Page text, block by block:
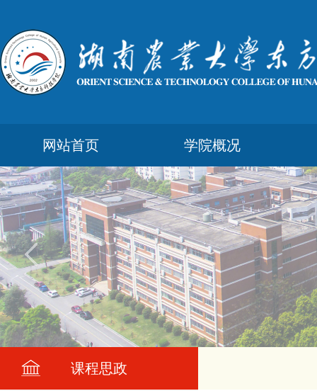
网站首页 学院概况
课程思政